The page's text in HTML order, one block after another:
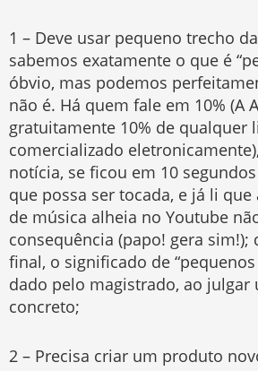
1 – Deve usar pequeno trecho
sabemos exatamente o que é
óbvio, mas podemos
não é. Há quem fale em 10% (A
gratuitamente 10% de qualquer
comercializado
notícia, se ficou em 10
que possa ser tocada, e já li que
de música alheia no Youtube
consequência (papo! gera sim!);
final, o significado de “pequenos
dado pelo magistrado, ao julgar
concreto;
2 – Precisa criar um produto